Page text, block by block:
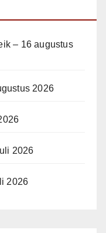
– 16 augustus
2026
2026
2026